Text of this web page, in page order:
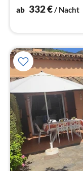
ab 332€ / Nacht